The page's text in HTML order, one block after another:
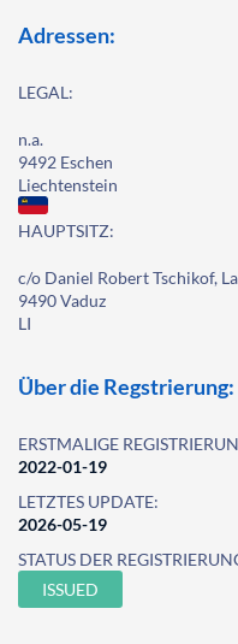
Adressen:
LEGAL:
n.a.
9492 Eschen
Liechtenstein
HAUPTSITZ:
c/o Daniel Robert Tschikof,
9490 Vaduz
LI
Über die Regstrierung:
ERSTMALIGE
2022-01-19
LETZTES UPDATE:
2026-05-19
STATUS DER
ISSUED